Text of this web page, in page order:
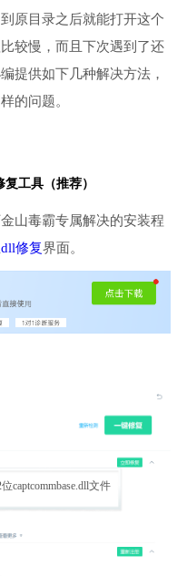
原目录之后就能打开这个
较慢，而且下次遇到了还
提供如下几种解决方法，
的问题。
工具（推荐）
山毒霸专属解决的安装程
dll修复界面。
captcommbase.dll文件